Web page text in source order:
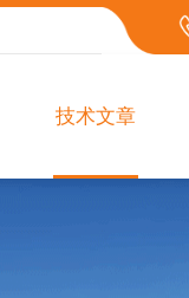
技术文章